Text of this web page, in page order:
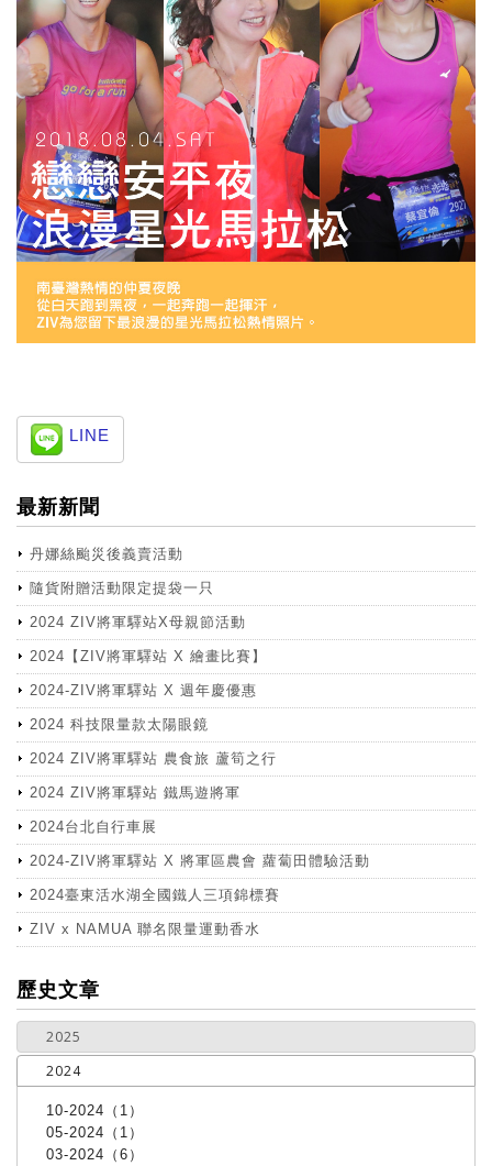
LINE
最新新聞
丹娜絲颱災後義賣活動
隨貨附贈活動限定提袋一只
2024 ZIV將軍驛站X母親節活動
2024【ZIV將軍驛站 X 繪畫比賽】
2024-ZIV將軍驛站 X 週年慶優惠
2024 科技限量款太陽眼鏡
2024 ZIV將軍驛站 農食旅 蘆筍之行
2024 ZIV將軍驛站 鐵馬遊將軍
2024台北自行車展
2024-ZIV將軍驛站 X 將軍區農會 蘿蔔田體驗活動
2024臺東活水湖全國鐵人三項錦標賽
ZIV x NAMUA 聯名限量運動香水
more
歷史文章
2025
2024
10-2024（1）
05-2024（1）
03-2024（6）